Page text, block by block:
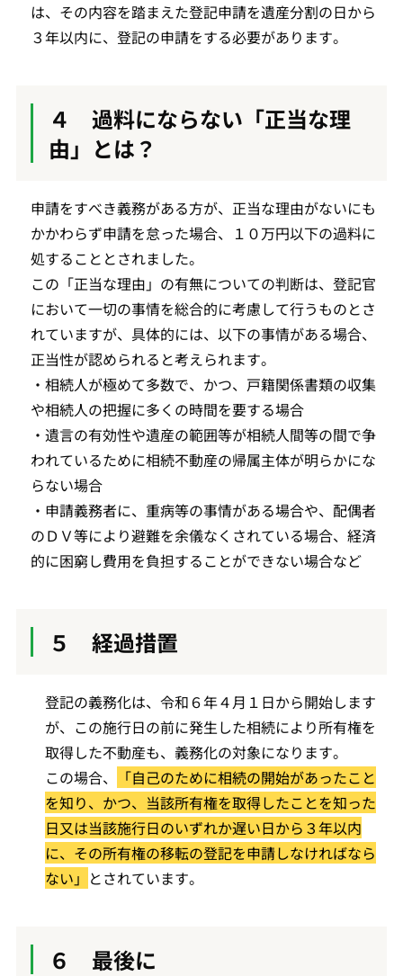
は、その内容を踏まえた登記申請を遺産分割の日から
３年以内に、登記の申請をする必要があります。
４ 過料にならない「正当な理
由」とは？
申請をすべき義務がある方が、正当な理由がないにも
かかわらず申請を怠った場合、１０万円以下の過料に
処することとされました。
この「正当な理由」の有無についての判断は、登記官
において一切の事情を総合的に考慮して行うものとさ
れていますが、具体的には、以下の事情がある場合、
正当性が認められると考えられます。
・相続人が極めて多数で、かつ、戸籍関係書類の収集
や相続人の把握に多くの時間を要する場合
・遺言の有効性や遺産の範囲等が相続人間等の間で争
われているために相続不動産の帰属主体が明らかにな
らない場合
・申請義務者に、重病等の事情がある場合や、配偶者
のＤＶ等により避難を余儀なくされている場合、経済
的に困窮し費用を負担することができない場合など
５ 経過措置
登記の義務化は、令和６年４月１日から開始します
が、この施行日の前に発生した相続により所有権を
取得した不動産も、義務化の対象になります。
この場合、
「自己のために相続の開始があったこと
を知り、かつ、当該所有権を取得したことを知った
日又は当該施行日のいずれか遅い日から３年以内
に、その所有権の移転の登記を申請しなければなら
ない」 とされています。
６ 最後に